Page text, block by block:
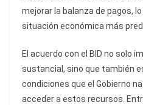
mejorar la balanza de pagos,
situación económica más
El acuerdo con el BID no solo
sustancial, sino que también
condiciones que el Gobierno
acceder a estos recursos.